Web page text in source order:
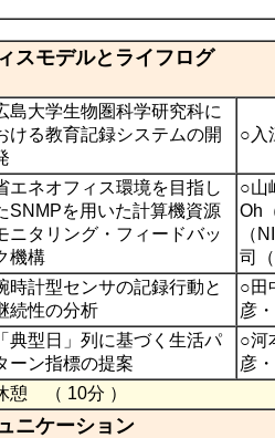
スモデルとライフログ
島大学生物圏科学研究科に
ける教育記録システムの開
○入
エネオフィス環境を目指し
SNMPを用いた計算機資源
ニタリング・フィードバッ
機構
○山
Oh
（
司
時計型センサの記録行動と
続性の分析
○田
彦
「典型日」列に基づく生活パ
ーン指標の提案
○河
彦
憩 （ 10分 ）
ニケーション